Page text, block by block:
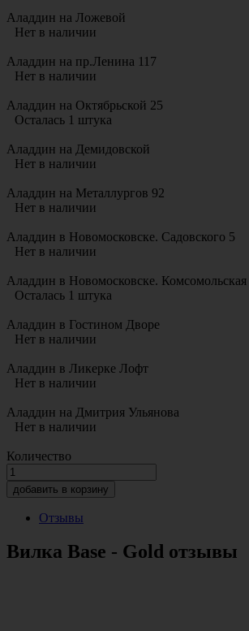
Аладдин на Ложевой
Нет в наличии
Аладдин на пр.Ленина 117
Нет в наличии
Аладдин на Октябрьской 25
Осталась 1 штука
Аладдин на Демидовской
Нет в наличии
Аладдин на Металлургов 92
Нет в наличии
Аладдин в Новомосковске. Садовского 5
Нет в наличии
Аладдин в Новомосковске. Комсомольская
Осталась 1 штука
Аладдин в Гостином Дворе
Нет в наличии
Аладдин в Ликерке Лофт
Нет в наличии
Аладдин на Дмитрия Ульянова
Нет в наличии
Количество
добавить в корзину
Отзывы
Вилка Base - Gold отзывы